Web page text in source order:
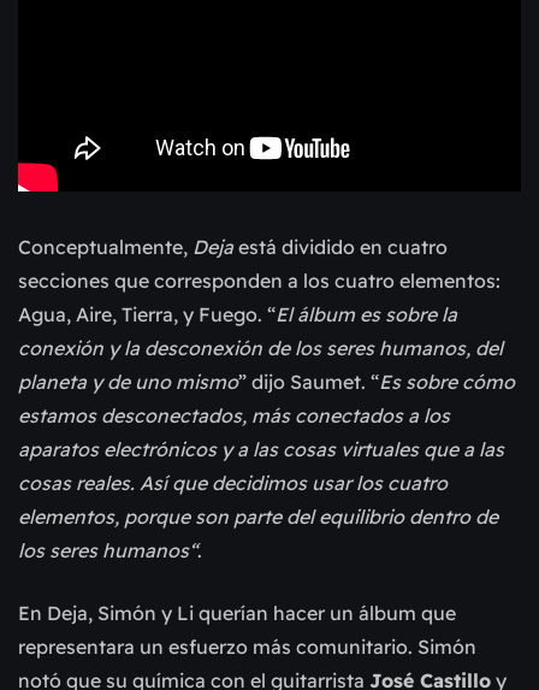
Conceptualmente, Deja está dividido en cuatro
secciones que corresponden a los cuatro elementos:
Agua, Aire, Tierra, y Fuego. “El álbum es sobre la
conexión y la desconexión de los seres humanos, del
planeta y de uno mismo” dijo Saumet. “Es sobre cómo
estamos desconectados, más conectados a los
aparatos electrónicos y a las cosas virtuales que a las
cosas reales. Así que decidimos usar los cuatro
elementos, porque son parte del equilibrio dentro de
los seres humanos“.
En Deja, Simón y Li querían hacer un álbum que
representara un esfuerzo más comunitario. Simón
notó que su química con el guitarrista José Castillo y